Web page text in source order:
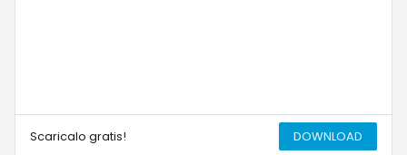
Scaricalo gratis! DOWNLOAD